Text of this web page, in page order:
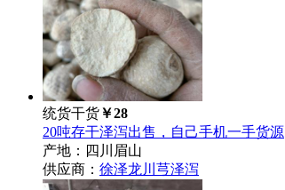
统货干货￥28
20吨存干泽泻出售，自己手机一手货源
产地：四川眉山
供应商： 徐泽龙川芎泽泻